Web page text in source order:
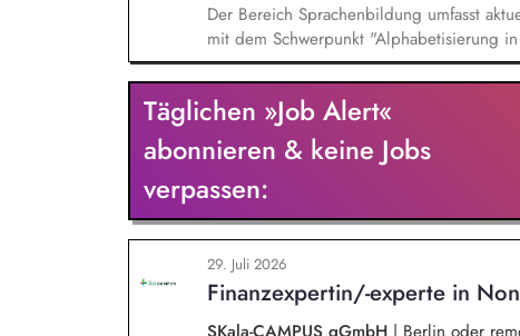
Der Bereich Sprachenbildung umfasst
mit dem Schwerpunkt "Alphabetisierung
weitere auf Unterrichtsmaterial bezogene
sprachensensibles und
Berufliche Bildung. Der Bereich
zielgruppengerechte und innovative
Fachkräfte mit daran angeschlossenen
Täglichen »Job Alert«
abonnieren & keine Jobs
verpassen:
29. Juli 2026
Finanzexpertin/-experte in